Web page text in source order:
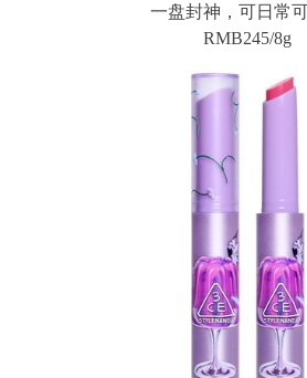
一盘封神，可日常
RMB245/8g